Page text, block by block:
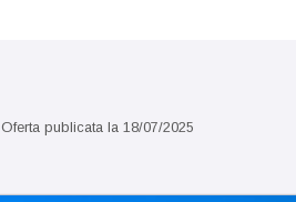
Oferta publicata la18/07/2025